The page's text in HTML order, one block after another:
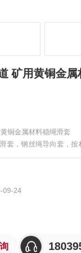
矿用黄铜金属
铜金属材料稳绳滑套
套，钢丝绳导向套，按
氟树脂滑套、高分子滑
09-24